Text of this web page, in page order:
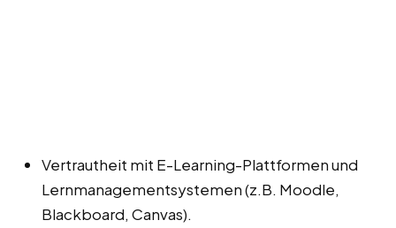
Vertrautheit mit E-Learning-Plattformen und
Lernmanagementsystemen (z.B. Moodle,
Blackboard, Canvas).